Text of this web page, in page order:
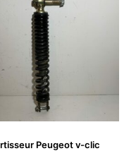
Peugeot v-clic